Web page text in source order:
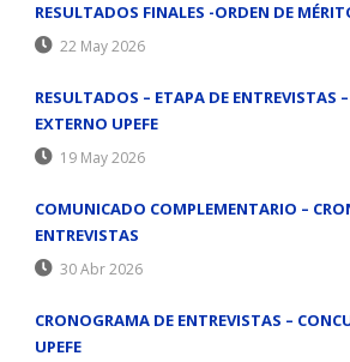
RESULTADOS FINALES -ORDEN DE
22 May 2026
RESULTADOS – ETAPA DE ENTREVISTAS
EXTERNO UPEFE
19 May 2026
COMUNICADO COMPLEMENTARIO –
ENTREVISTAS
30 Abr 2026
CRONOGRAMA DE ENTREVISTAS –
UPEFE